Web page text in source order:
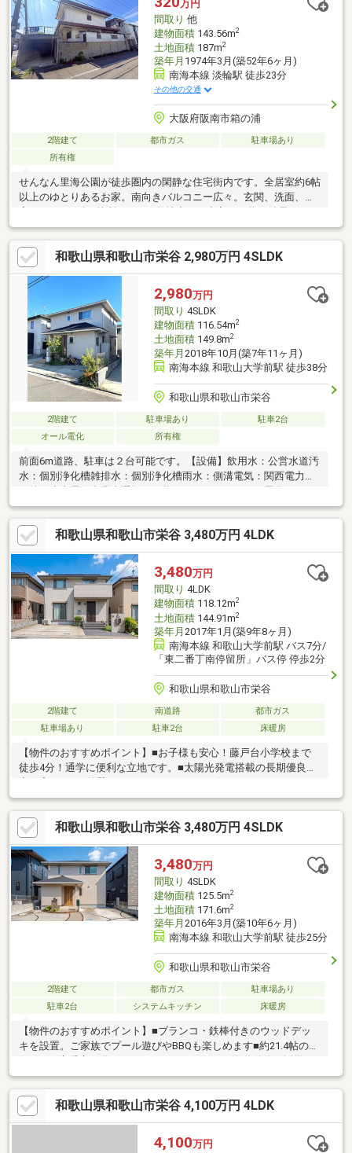
万円
間取り 他
建物面積143.56m2
土地面積187m2
築年月 1974年3月(築52年6ヶ月)
南海本線 淡輪駅 徒歩23分
その他の交通
大阪府阪南市箱の浦
2階建て 都市ガス
駐車場あり
所有権
せんなん里海公園が徒歩圏内の閑静な住宅街内です。全居室約6帖
以上のゆとりあるお家。南向きバルコニー広々。玄関、洗面、浴
います。角地につき風通しがよく、大事なお車を守る掘り込み車
庫付き。土地約56.56坪。【周辺環境】コンビニまで徒歩約5分コ
メリまで徒歩約5分24時間営業のスーパーセンタートライアルま
で徒歩約8分せんなん里海公園まで徒歩約12分建替え用地やセカ
ンドハウス、投資用としてもご検討ください♪※建ぺい率オーバ
ー、壁面後退抵触※本物件は建付土地としての契約となります
和歌山県和歌山市栄谷 2,980万円 4SLDK
2,980万円
間取り 4SLDK
建物面積116.54m2
土地面積149.8m2
築年月 2018年10月(築7年11ヶ月)
南海本線 和歌山大学前駅 徒歩38分
和歌山県和歌山市栄谷
2階建て 駐車場あり
駐車2台
オール電化
所有権
前面6m道路、駐車は２台可能です。【設備】飲用水：公営水道汚
水：個別浄化槽雑排水：個別浄化槽雨水：側溝電気：関西電力
（他の小売電気事業者選択も可能です）ガス：オール電化のため
なし
和歌山県和歌山市栄谷 3,480万円 4LDK
3,480万円
間取り 4LDK
建物面積118.12m2
土地面積144.91m2
築年月 2017年1月(築9年8ヶ月)
南海本線 和歌山大学前駅 バス7分/
「東二番丁南停留所」バス停 停歩2分
和歌山県和歌山市栄谷
2階建て 南道路
都市ガス
駐車場あり
駐車2台 床暖房
【物件のおすすめポイント】■お子様も安心！藤戸台小学校まで
徒歩4分！通学に便利な立地です。■太陽光発電搭載の長期優良認
貼りの施工につき、お手入れの手間を軽減します。■パナソニッ
クホームズ「CASART TERRA」採用、構造と設備仕様を備えた住
宅です。■南向き、約18帖LDKに床暖房を設置。■WIC・SIC＋全居
室収納、パントリーや階段下収納も確保です。■対面式キッチン
のLDK一体空間、家族の様子を感じやすい設計です。■2台駐車可
能【周辺環境】■イオンモール和歌山まで徒歩１８分■貴志中学校
まで徒歩３４分
和歌山県和歌山市栄谷 3,480万円 4SLDK
3,480万円
間取り 4SLDK
建物面積125.5m2
土地面積171.6m2
築年月 2016年3月(築10年6ヶ月)
南海本線 和歌山大学前駅 徒歩25分
和歌山県和歌山市栄谷
2階建て 都市ガス
駐車場あり
駐車2台
システムキッチン 床暖房
【物件のおすすめポイント】■ブランコ・鉄棒付きのウッドデッ
キを設置。ご家族でプール遊びやBBQも楽しめます■約21.4帖の
た住まい■全居室収納に加え、WIC・SIC・独立納戸を備えた収納
豊富な間取り■アクセントクロスやトイレ内の洗面スペースな
ど、細部までこだわりが感じられる空間【周辺環境のおすすめポ
イント】■和歌山市立藤戸台小学校まで徒歩8分■イオンモール和
和歌山県和歌山市栄谷 4,100万円 4LDK
4,100万円